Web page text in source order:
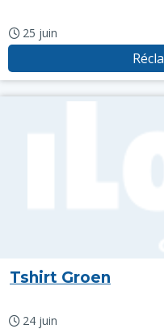
25 juin
Tshirt Groen
24 juin